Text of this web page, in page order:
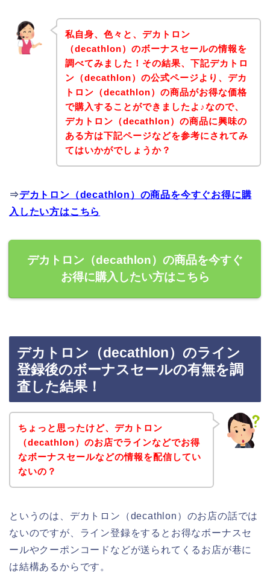
私自身、色々と、デカトロン
（decathlon）のボーナスセールの情報を
調べてみました！その結果、下記デカトロ
ン（decathlon）の公式ページより、デカ
トロン（decathlon）の商品がお得な価格
で購入することができましたよ♪なので、
デカトロン（decathlon）の商品に興味の
ある方は下記ページなどを参考にされてみ
てはいかがでしょうか？
⇒デカトロン（decathlon）の商品を今すぐお得に購
入したい方はこちら
デカトロン（decathlon）の商品を今すぐ
お得に購入したい方はこちら
デカトロン（decathlon）のライン
登録後のボーナスセールの有無を調
査した結果！
ちょっと思ったけど、デカトロン
（decathlon）のお店でラインなどでお得
なボーナスセールなどの情報を配信してい
ないの？
というのは、デカトロン（decathlon）のお店の話では
ないのですが、ライン登録をするとお得なボーナスセ
ールやクーポンコードなどが送られてくるお店が巷に
は結構あるからです。